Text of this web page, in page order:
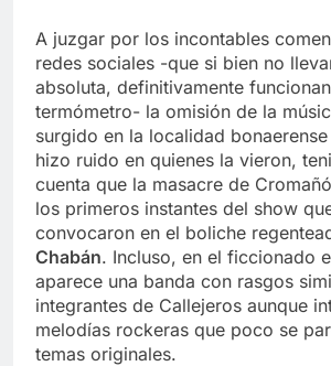
A juzgar por los incontables
redes sociales -que si bien no
absoluta, definitivamente
termómetro- la omisión de la
surgido en la localidad
hizo ruido en quienes la vieron,
cuenta que la masacre de
los primeros instantes del show
convocaron en el boliche
Chabán. Incluso, en el ficcionado
aparece una banda con rasgos
integrantes de Callejeros aunque
melodías rockeras que poco se
temas originales.